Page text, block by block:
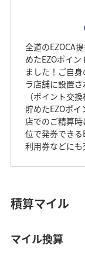
全道のEZOCA
めたEZOポイ
ました！ご自
ラ店舗に設置
（ポイント交
貯めたEZOポ
店でのご精算
位で発券でき
利用券などにも
積算マイル
マイル換算